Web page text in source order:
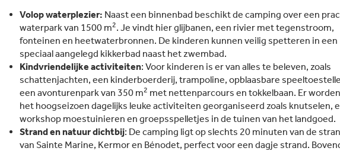
Volop waterplezier: Naast een binnenbad beschikt de camping over een
waterpark van 1500 m2. Je vindt hier glijbanen, een rivier met tegenstroom,
fonteinen en heetwaterbronnen. De kinderen kunnen veilig spetteren in een
speciaal aangelegd kikkerbad naast het zwembad.
Kindvriendelijke activiteiten: Voor kinderen is er van alles te beleven, zoals
schattenjachten, een kinderboerderij, trampoline, opblaasbare
een avonturenpark van 350 m2 met nettenparcours en tokkelbaan. Er
het hoogseizoen dagelijks leuke activiteiten georganiseerd zoals knutselen,
workshop moestuinieren en groepsspelletjes in de tuinen van het landgoed.
Strand en natuur dichtbij: De camping ligt op slechts 20 minuten van de
van Sainte Marine, Kermor en Bénodet, perfect voor een dagje strand.